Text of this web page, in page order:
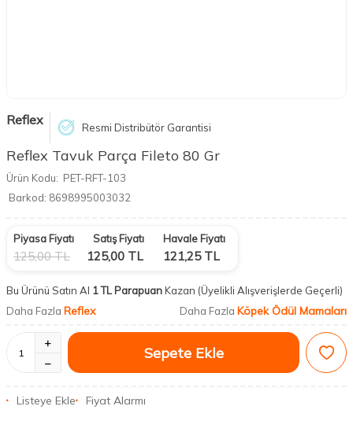
Reflex Resmi Distribütör Garantisi
Reflex Tavuk Parça Fileto 80 Gr
Ürün Kodu: PET-RFT-103
Barkod: 8698995003032
Piyasa Fiyatı
125,00TL
Satış Fiyatı
125,00 TL
Havale Fiyatı
121,25TL
Bu Ürünü Satın Al 1 TL ParapuanKazan (Üyelikli Alışverişlerde Geçerli)
Daha Fazla Reflex Daha Fazla Köpek Ödül Mamaları
Sepete Ekle
Listeye Ekle Fiyat Alarmı